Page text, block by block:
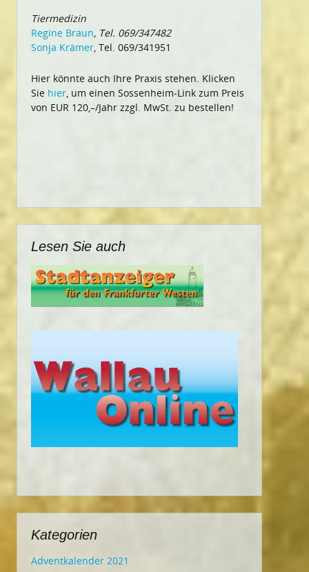
Tiermedizin
Regine Braun, Tel. 069/347482
Sonja Krämer, Tel. 069/341951
Hier könnte auch Ihre Praxis stehen. Klicken
Sie hier, um einen Sossenheim-Link zum Preis
von EUR 120,–/Jahr zzgl. MwSt. zu bestellen!
Lesen Sie auch
Kategorien
Adventkalender 2021